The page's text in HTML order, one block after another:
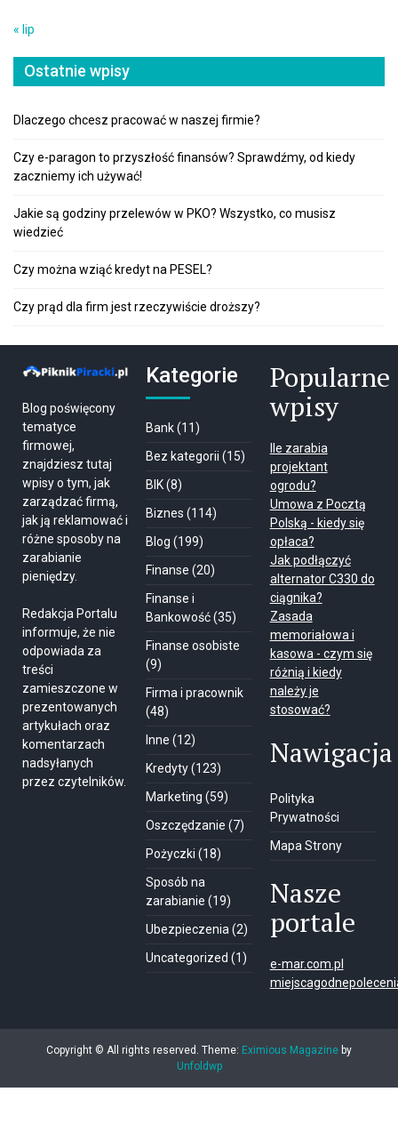
« lip
Ostatnie wpisy
Dlaczego chcesz pracować w naszej firmie?
Czy e-paragon to przyszłość finansów? Sprawdźmy, od kiedy
zaczniemy ich używać!
Jakie są godziny przelewów w PKO? Wszystko, co musisz
wiedzieć
Czy można wziąć kredyt na PESEL?
Czy prąd dla firm jest rzeczywiście droższy?
Blog poświęcony
tematyce
firmowej,
znajdziesz tutaj
wpisy o tym, jak
zarządzać firmą,
jak ją reklamować i
różne sposoby na
zarabianie
pieniędzy.
Redakcja Portalu
informuje, że nie
odpowiada za
treści
zamieszczone w
prezentowanych
artykułach oraz
komentarzach
nadsyłanych
przez czytelników.
Kategorie
Bank(11)
Bez kategorii (15)
BIK(8)
Biznes (114)
Blog (199)
Finanse (20)
Finanse i
Bankowość(35)
Finanse osobiste
(9)
Firma i pracownik
(48)
Inne (12)
Kredyty(123)
Marketing (59)
Oszczędzanie (7)
Pożyczki (18)
Sposób na
zarabianie (19)
Ubezpieczenia (2)
Uncategorized (1)
Popularne
wpisy
Ile zarabia
projektant
ogrodu?
Umowa z Pocztą
Polską - kiedy się
opłaca?
Jak podłączyć
alternator C330 do
ciągnika?
Zasada
memoriałowa i
kasowa - czym się
różnią i kiedy
należy je
stosować?
Nawigacja
Polityka
Prywatności
Mapa Strony
Nasze
portale
e-mar.com.pl
Copyright © All rights reserved. Theme: Eximious Magazine by
Unfoldwp